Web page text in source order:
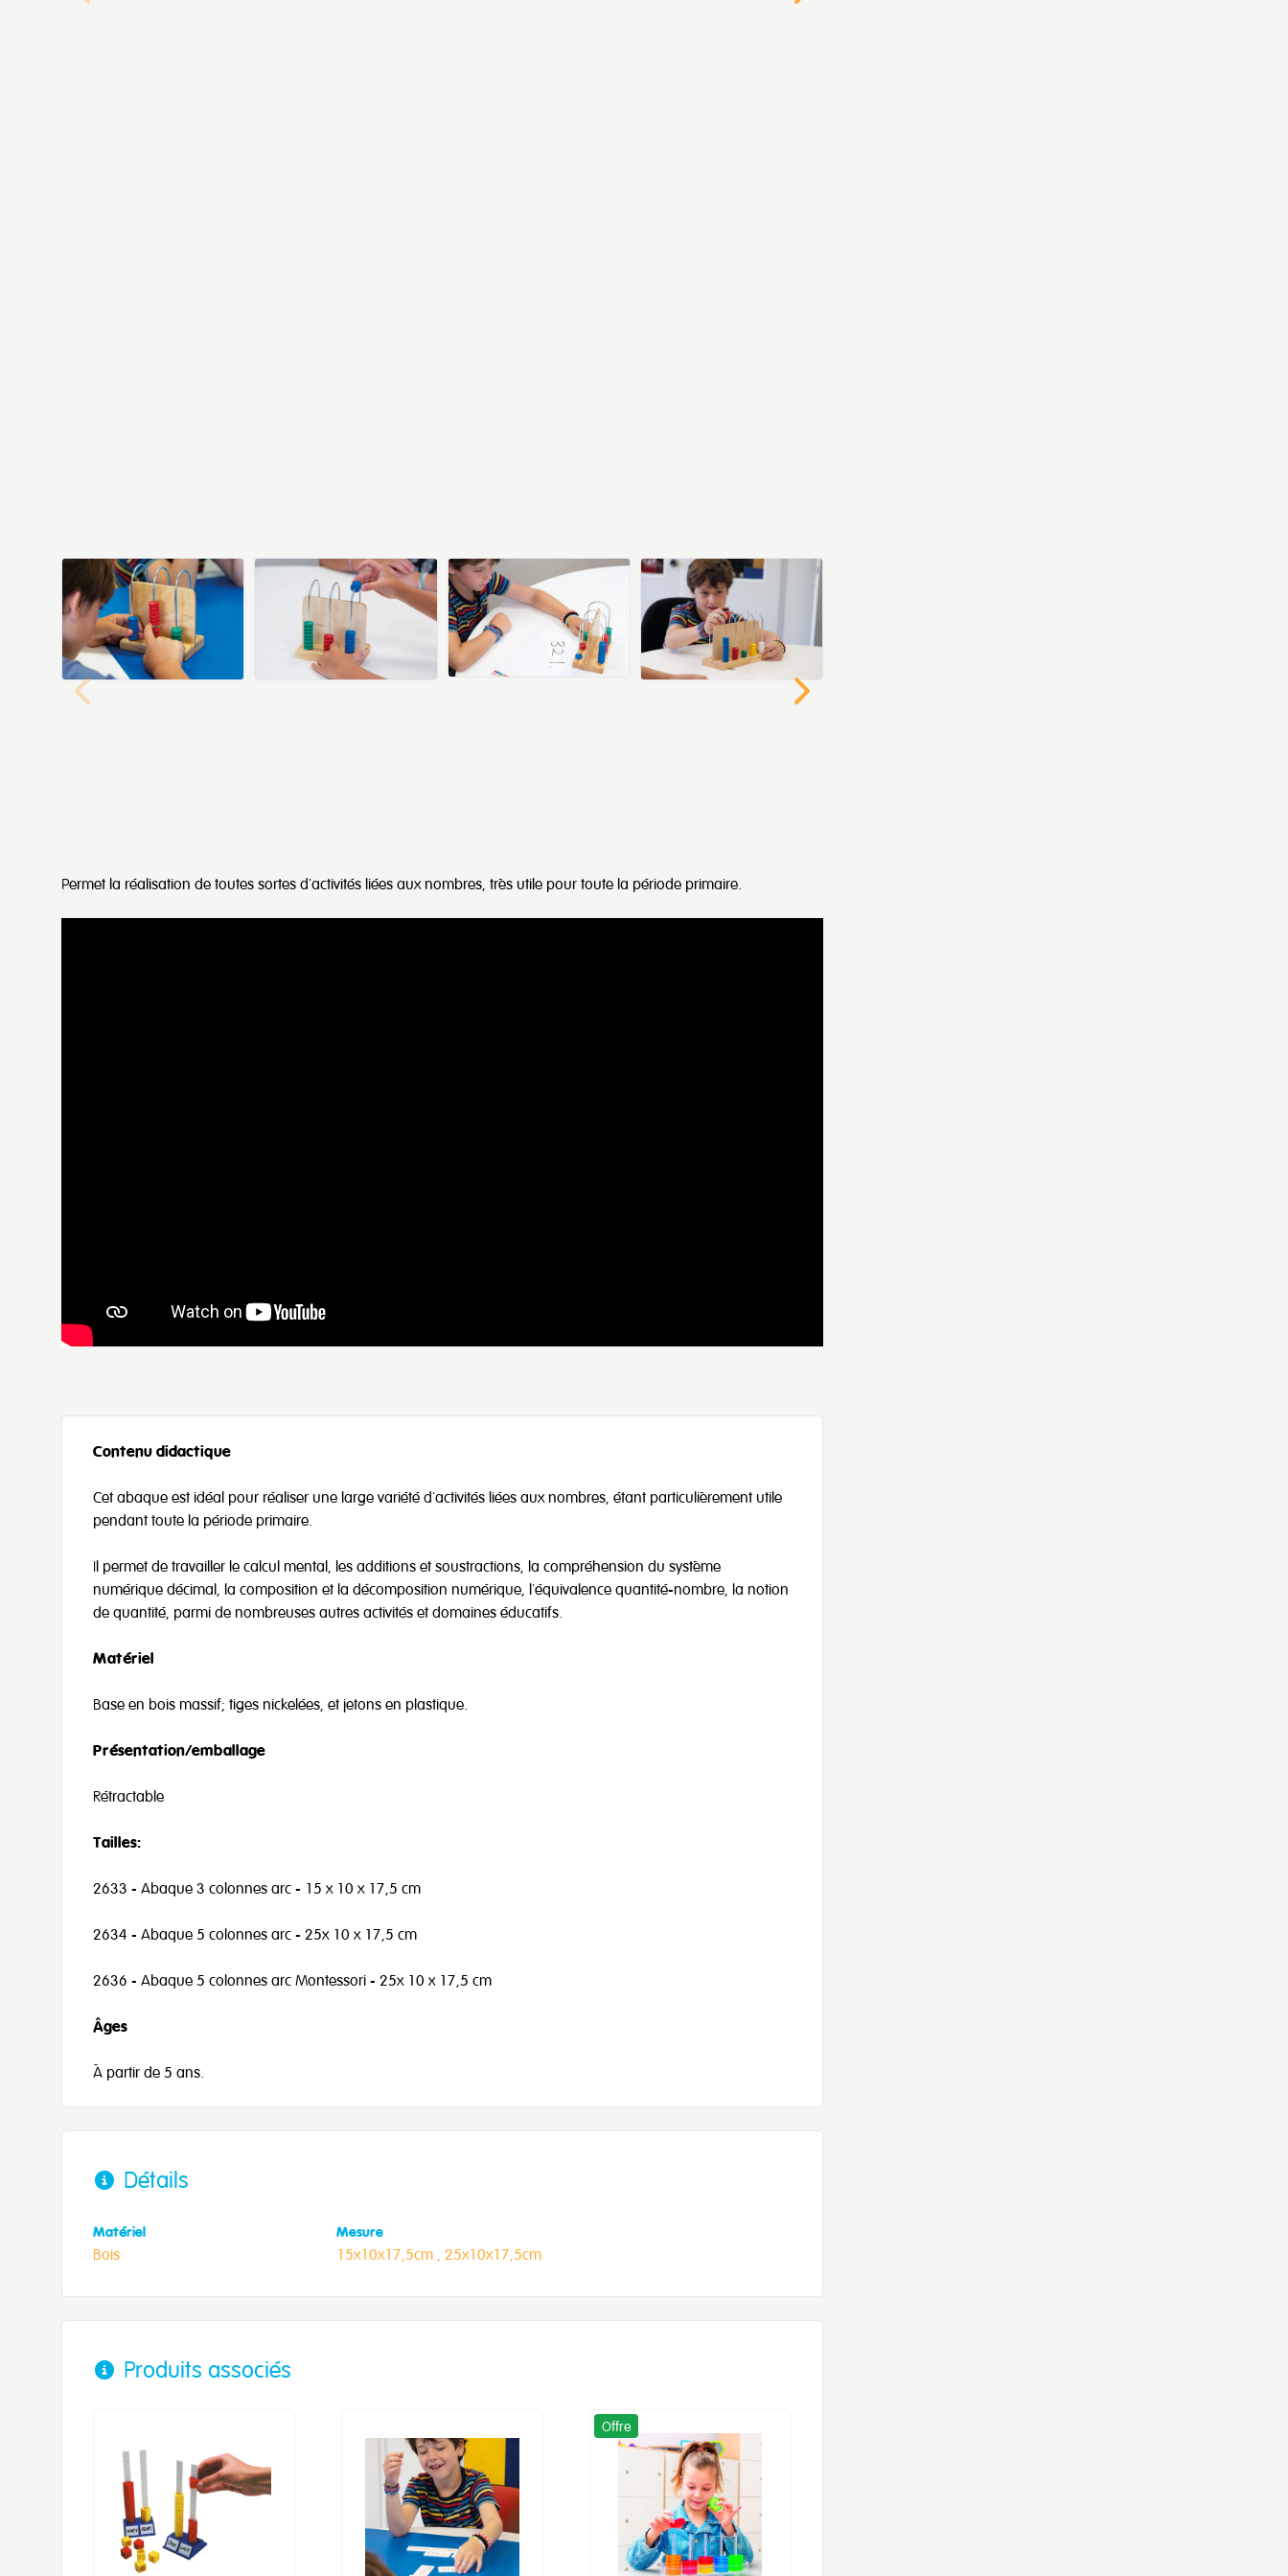
Permet la réalisation de toutes sortes d'activités liées aux nombres, très utile pour toute la période primaire.
Contenu didactique
Cet abaque est idéal pour réaliser une large variété d'activités liées aux nombres, étant particulièrement utile
pendant toute la période primaire.
Il permet de travailler le calcul mental, les additions et soustractions, la compréhension du système
numérique décimal, la composition et la décomposition numérique, l'équivalence quantité-nombre, la notion
de quantité, parmi de nombreuses autres activités et domaines éducatifs.
Matériel
Base en bois massif; tiges nickelées, et jetons en plastique.
Présentation/emballage
Rétractable
Tailles:
2633 - Abaque 3 colonnes arc - 15 x 10 x 17,5 cm
2634 - Abaque 5 colonnes arc - 25x 10 x 17,5 cm
2636 - Abaque 5 colonnes arc Montessori - 25x 10 x 17,5 cm
Âges
À partir de 5 ans.
Détails
Matériel
Bois
Mesure
15x10x17,5cm , 25x10x17,5cm
Produits associés
Offre